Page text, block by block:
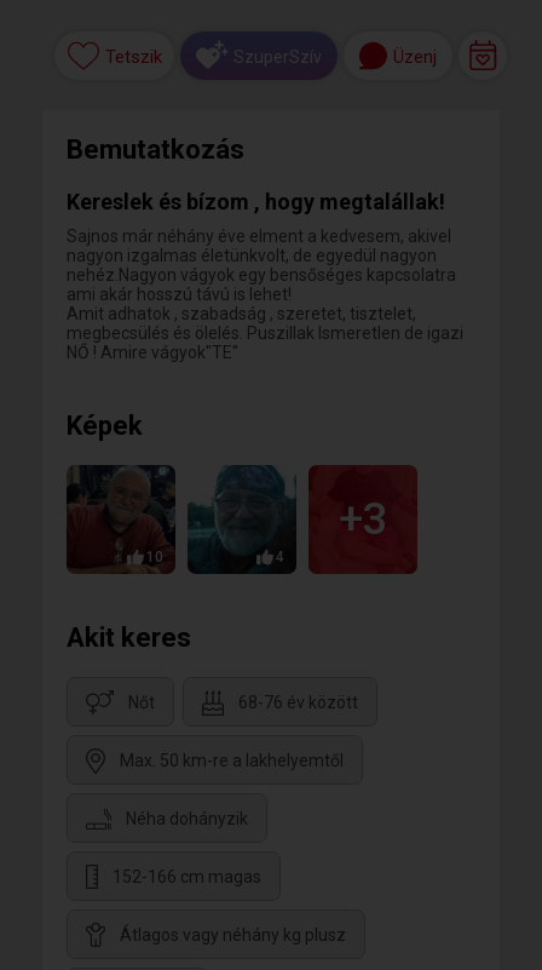
Tetszik SzuperSzív Üzenj
Bemutatkozás
Kereslek és bízom , hogy megtalállak!
Sajnos már néhány éve elment a kedvesem, akivel
nagyon izgalmas életünkvolt, de egyedül nagyon
nehéz.Nagyon vágyok egy bensőséges kapcsolatra
ami akár hosszú távú is lehet!
Amit adhatok , szabadság , szeretet, tisztelet,
megbecsülés és ölelés. Puszillak Ismeretlen de igazi
NŐ ! Amire vágyok"TE"
Képek
10 4
+3
Akit keres
Nőt 68-76 év között
Max. 50 km-re a lakhelyemtől
Néha dohányzik
152-166 cm magas
Átlagos vagy néhány kg plusz